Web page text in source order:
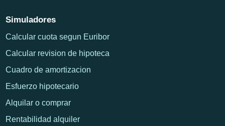
Simuladores
Calcular cuota segun Euribor
Calcular revision de hipoteca
Cuadro de amortizacion
Esfuerzo hipotecario
Alquilar o comprar
Rentabilidad alquiler